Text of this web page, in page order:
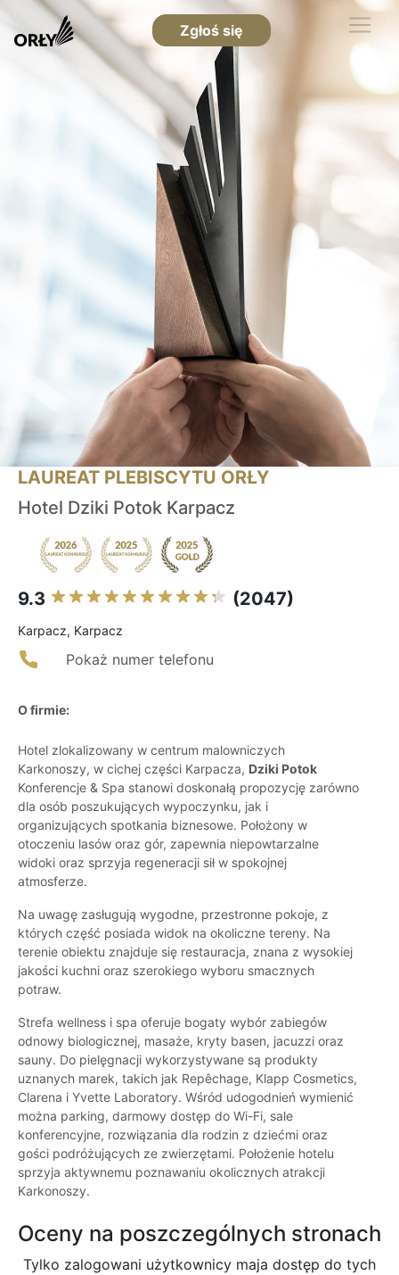
Zgłoś się
LAUREAT PLEBISCYTU ORŁY
Hotel Dziki Potok Karpacz
9.3 (2047)
Karpacz, Karpacz
Pokaż numer telefonu
O firmie:
Hotel zlokalizowany w centrum malowniczych
Karkonoszy, w cichej części Karpacza, Dziki Potok
Konferencje & Spa stanowi doskonałą propozycję zarówno
dla osób poszukujących wypoczynku, jak i
organizujących spotkania biznesowe. Położony w
otoczeniu lasów oraz gór, zapewnia niepowtarzalne
widoki oraz sprzyja regeneracji sił w spokojnej
atmosferze.
Na uwagę zasługują wygodne, przestronne pokoje, z
których część posiada widok na okoliczne tereny. Na
terenie obiektu znajduje się restauracja, znana z wysokiej
jakości kuchni oraz szerokiego wyboru smacznych
potraw.
Strefa wellness i spa oferuje bogaty wybór zabiegów
odnowy biologicznej, masaże, kryty basen, jacuzzi oraz
sauny. Do pielęgnacji wykorzystywane są produkty
uznanych marek, takich jak Repêchage, Klapp Cosmetics,
Clarena i Yvette Laboratory. Wśród udogodnień wymienić
można parking, darmowy dostęp do Wi-Fi, sale
konferencyjne, rozwiązania dla rodzin z dziećmi oraz
gości podróżujących ze zwierzętami. Położenie hotelu
sprzyja aktywnemu poznawaniu okolicznych atrakcji
Karkonoszy.
Oceny na poszczególnych stronach
Tylko zalogowani użytkownicy maja dostęp do tych